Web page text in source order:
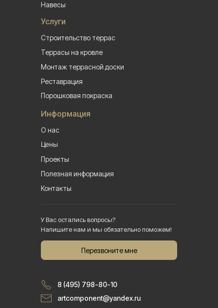
Навесы
Строительство террас
Террасы на кровле
Монтаж террасной доски
Реставрация
Порошковая покраска
Услуги
Информация
О нас
Цены
Проекты
Полезная информация
Контакты
Перезвоните мне
У Вас остались вопросы?
Напишите нам и мы обязательно поможем!
8 (495) 798-80-10
artcomponent@yandex.ru